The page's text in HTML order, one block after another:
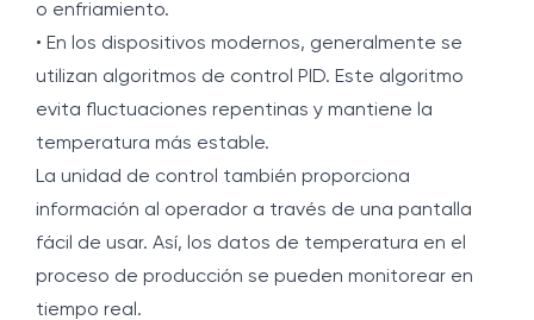
o enfriamiento.
• En los dispositivos modernos, generalmente se
utilizan algoritmos de control PID. Este algoritmo
evita fluctuaciones repentinas y mantiene la
temperatura más estable.
La unidad de control también proporciona
información al operador a través de una pantalla
fácil de usar. Así, los datos de temperatura en el
proceso de producción se pueden monitorear en
tiempo real.